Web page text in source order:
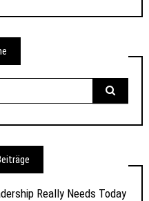
Really Needs Today